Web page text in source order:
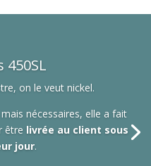
450SL
on le veut nickel.
nécessaires, elle a fait
être livrée au client sous
jour.